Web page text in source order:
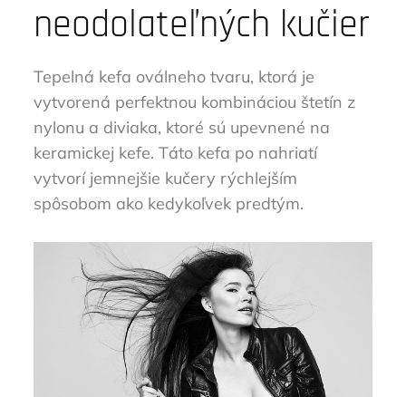
neodolateľných kučier
Tepelná kefa oválneho tvaru, ktorá je
vytvorená perfektnou kombináciou štetín z
nylonu a diviaka, ktoré sú upevnené na
keramickej kefe. Táto kefa po nahriatí
vytvorí jemnejšie kučery rýchlejším
spôsobom ako kedykoľvek predtým.